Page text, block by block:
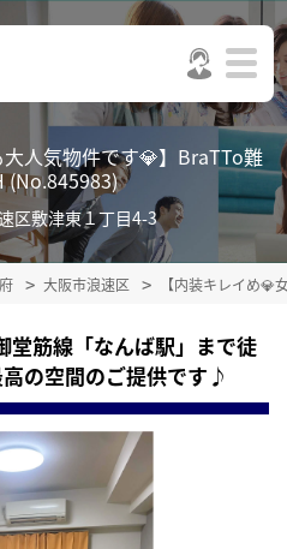
人気物件です💎】BraTTo難
(No.845983)
区敷津東１丁目4-3
大阪市浪速区 【内装キレイめ
筋線「なんば駅」まで徒
の空間のご提供です♪